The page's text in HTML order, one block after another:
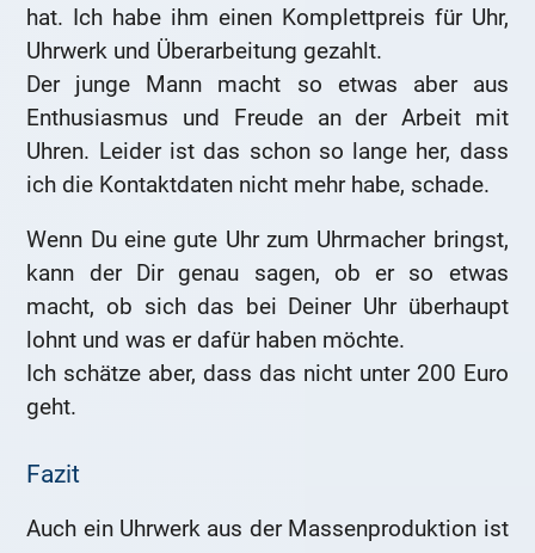
hat. Ich habe ihm einen Komplettpreis für Uhr,
Uhrwerk und Überarbeitung gezahlt.
Der junge Mann macht so etwas aber aus
Enthusiasmus und Freude an der Arbeit mit
Uhren. Leider ist das schon so lange her, dass
ich die Kontaktdaten nicht mehr habe, schade.
Wenn Du eine gute Uhr zum Uhrmacher bringst,
kann der Dir genau sagen, ob er so etwas
macht, ob sich das bei Deiner Uhr überhaupt
lohnt und was er dafür haben möchte.
Ich schätze aber, dass das nicht unter 200 Euro
geht.
Fazit
Auch ein Uhrwerk aus der Massenproduktion ist